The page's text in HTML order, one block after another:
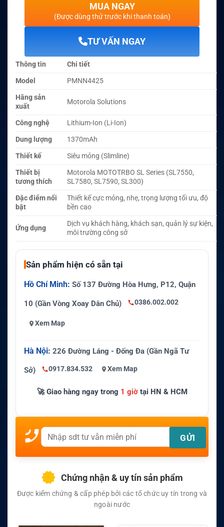
MUA NGAY
(Được dùng thử trước khi thanh toán)
TƯ VẤN NGAY
Thông tin
Chi tiết
Model
PMNN4425
Hãng sản
xuất
Motorola Solutions
Công nghệ
Lithium-Ion (Li-Ion)
Dung lượng
1370mAh
Thiết kế
Siêu mỏng (Slimline)
Thiết bị
tương thích
Motorola MOTOTRBO SL Series (SL7550,
SL7580, SL7590, SL300)
Đặc điểm nổi
bật
Thiết kế cực mỏng, nhẹ, trọng lượng tối ưu, độ
bền cao
Ứng dụng
Dịch vụ khách hàng, khách sạn, quản lý sự kiện,
môi trường công sở
Sản phẩm hiện có sẵn tại
Hồ Chí Minh: Số 137 Đường Hòa Hưng, P12, Quận
10 (Gần Vòng Xoay Dân Chủ) 0386.002.002
Xem Map
Hà Nội: 226 Đường Láng - Đống Đa (Gần Ngã Tư
Sở) 0917.834.532 Xem Map
🚀 Giao hàng ngay trong 1 giờtại HN & HCM
Chứng nhận & uy tín sản phẩm
Được kiểm chứng & cấp phép bởi các tổ chức uy tín trong và
ngoài nước